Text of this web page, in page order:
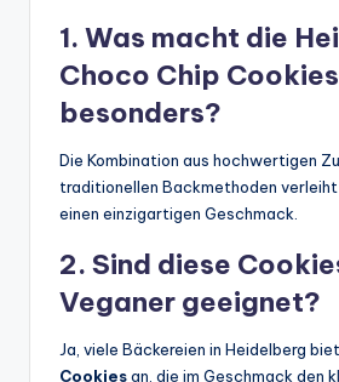
1. Was macht die
Choco Chip Cookies
besonders?
Die Kombination aus hochwertigen
traditionellen Backmethoden verleiht
einen einzigartigen Geschmack.
2. Sind diese
Veganer geeignet?
Ja, viele Bäckereien in Heidelberg
Cookiesan, die im Geschmack den